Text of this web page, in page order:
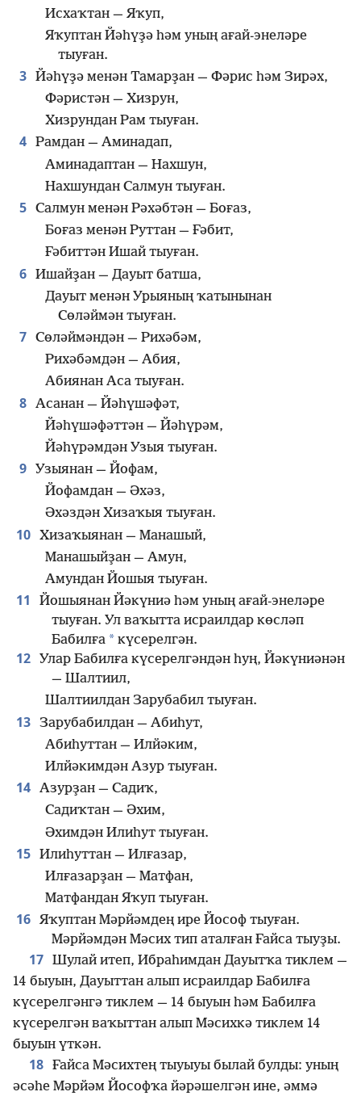
Исхаҡтан — Яҡуп,
Яҡуптан Йәһүҙә һәм уның ағай-энеләре
тыуған.
3 Йәһүҙә менән Тамарҙан — Фәрис һәм Зирәх,
Фәристән — Хизрун,
Хизрундан Рам тыуған.
4 Рамдан — Аминадап,
Аминадаптан — Нахшун,
Нахшундан Салмун тыуған.
5 Салмун менән Рәхәбтән — Боғаз,
Боғаз менән Руттан — Ғәбит,
Ғәбиттән Ишай тыуған.
6 Ишайҙан — Дауыт батша,
Дауыт менән Урыяның ҡатынынан
Сөләймән тыуған.
7 Сөләймәндән — Рихәбәм,
Рихәбәмдән — Абия,
Абиянан Аса тыуған.
8 Асанан — Йәһүшәфәт,
Йәһүшәфәттән — Йәһүрәм,
Йәһүрәмдән Узыя тыуған.
9 Узыянан — Йофам,
Йофамдан — Әхәз,
Әхәздән Хизаҡыя тыуған.
10 Хизаҡыянан — Манашый,
Манашыйҙан — Амун,
Амундан Йошыя тыуған.
11
Йошыянан Йәкүниә һәм уның ағай-энеләре
тыуған. Ул ваҡытта исраилдар көсләп
Бабилға * күсерелгән.
12
Улар Бабилға күсерелгәндән һуң, Йәкүниәнән
— Шалтиил,
Шалтиилдан Зарубабил тыуған.
13 Зарубабилдан — Абиһут,
Абиһуттан — Илйәким,
Илйәкимдән Азур тыуған.
14 Азурҙан — Садиҡ,
Садиҡтан — Әхим,
Әхимдән Илиһут тыуған.
15 Илиһуттан — Илғазар,
Илғазарҙан — Матфан,
Матфандан Яҡуп тыуған.
16 Яҡуптан Мәрйәмдең ире Йософ тыуған.
Мәрйәмдән Мәсих тип аталған Ғайса тыуҙы.
17 Шулай итеп, Ибраһимдан Дауытҡа тиклем —
14 быуын, Дауыттан алып исраилдар Бабилға
күсерелгәнгә тиклем — 14 быуын һәм Бабилға
күсерелгән ваҡыттан алып Мәсихкә тиклем 14
быуын үткән.
18 Ғайса Мәсихтең тыуыуы былай булды: уның
әсәһе Мәрйәм Йософҡа йәрәшелгән ине, әммә